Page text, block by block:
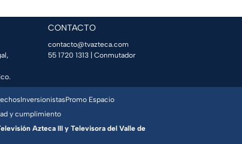
CONTACTO
contacto@tvazteca.com
55 1720 1313 | Conmutador
InversionistasPromo Espacio
y cumplimiento
Azteca III y Televisora del Valle de